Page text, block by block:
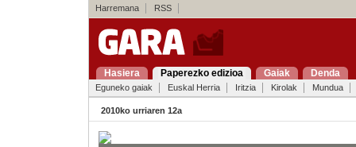
Harremana RSS
Hasiera Paperezko edizioa Gaiak Denda
Eguneko gaiak Euskal Herria Iritzia Kirolak Mundua
2010ko urriaren 12a